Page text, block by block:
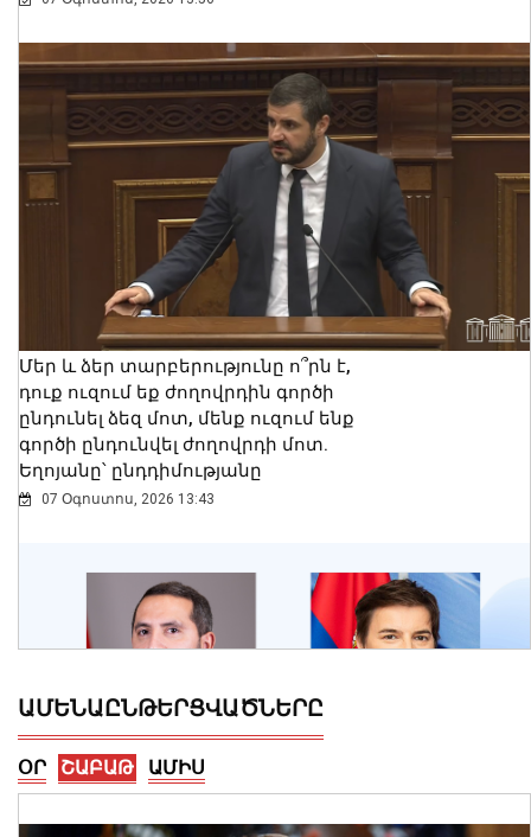
Մեր և ձեր տարբերությունը ո՞րն է,
դուք ուզում եք ժողովրդին գործի
ընդունել ձեզ մոտ, մենք ուզում ենք
գործի ընդունվել ժողովրդի մոտ.
Եղոյանը՝ ընդդիմությանը
07 Օգոստոս, 2026 13:43
ԱՄԵՆԱԸՆԹԵՐՑՎԱԾՆԵՐԸ
ՕՐ ՇԱԲԱԹ ԱՄԻՍ